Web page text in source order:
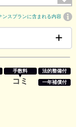
ンスプランに含まれる内容
手数料
コミ
法的整備付
一年補償付